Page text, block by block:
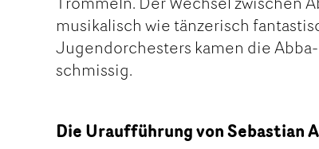
musikalisch wie tänzerisch
Jugendorchesters kamen die
schmissig.
Die Uraufführung von Sebastian